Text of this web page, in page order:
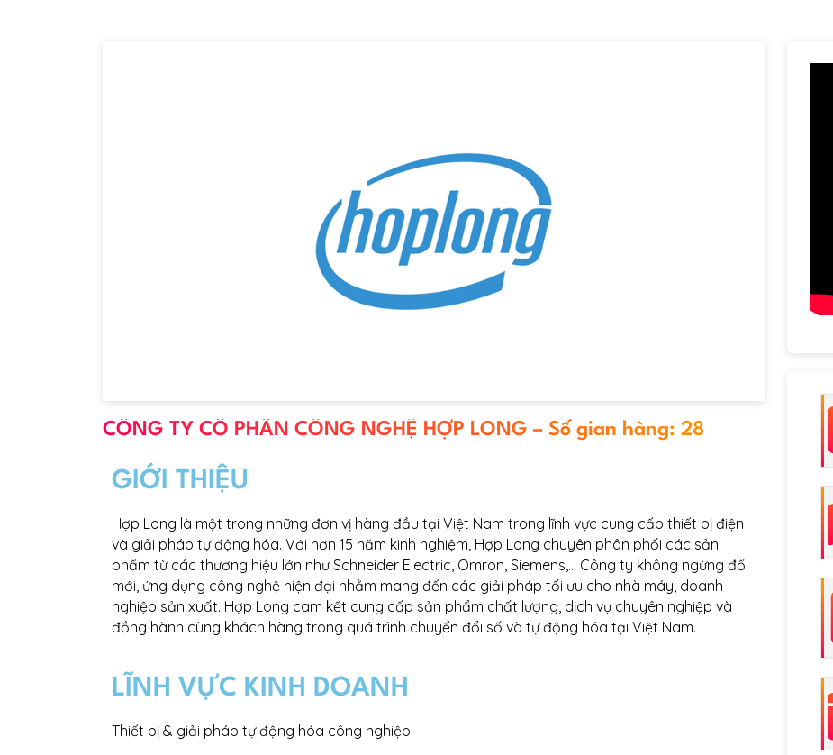
CÔNG TY CỔ PHẦN CÔNG NGHỆ HỢP LONG – Số gian hàng: 28
GIỚI THIỆU
Hợp Long là một trong những đơn vị hàng đầu tại Việt Nam trong lĩnh vực cung cấp thiết bị điện
và giải pháp tự động hóa. Với hơn 15 năm kinh nghiệm, Hợp Long chuyên phân phối các sản
phẩm từ các thương hiệu lớn như Schneider Electric, Omron, Siemens,… Công ty không ngừng đổi
mới, ứng dụng công nghệ hiện đại nhằm mang đến các giải pháp tối ưu cho nhà máy, doanh
nghiệp sản xuất. Hợp Long cam kết cung cấp sản phẩm chất lượng, dịch vụ chuyên nghiệp và
đồng hành cùng khách hàng trong quá trình chuyển đổi số và tự động hóa tại Việt Nam.
LĨNH VỰC KINH DOANH
Thiết bị & giải pháp tự động hóa công nghiệp